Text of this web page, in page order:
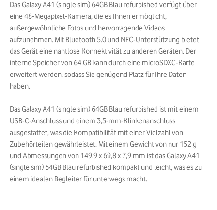
Das Galaxy A41 (single sim) 64GB Blau refurbished verfügt über
eine 48-Megapixel-Kamera, die es Ihnen ermöglicht,
außergewöhnliche Fotos und hervorragende Videos
aufzunehmen. Mit Bluetooth 5.0 und NFC-Unterstützung bietet
das Gerät eine nahtlose Konnektivität zu anderen Geräten. Der
interne Speicher von 64 GB kann durch eine microSDXC-Karte
erweitert werden, sodass Sie genügend Platz für Ihre Daten
haben.
Das Galaxy A41 (single sim) 64GB Blau refurbished ist mit einem
USB-C-Anschluss und einem 3,5-mm-Klinkenanschluss
ausgestattet, was die Kompatibilität mit einer Vielzahl von
Zubehörteilen gewährleistet. Mit einem Gewicht von nur 152 g
und Abmessungen von 149,9 x 69,8 x 7,9 mm ist das Galaxy A41
(single sim) 64GB Blau refurbished kompakt und leicht, was es zu
einem idealen Begleiter für unterwegs macht.